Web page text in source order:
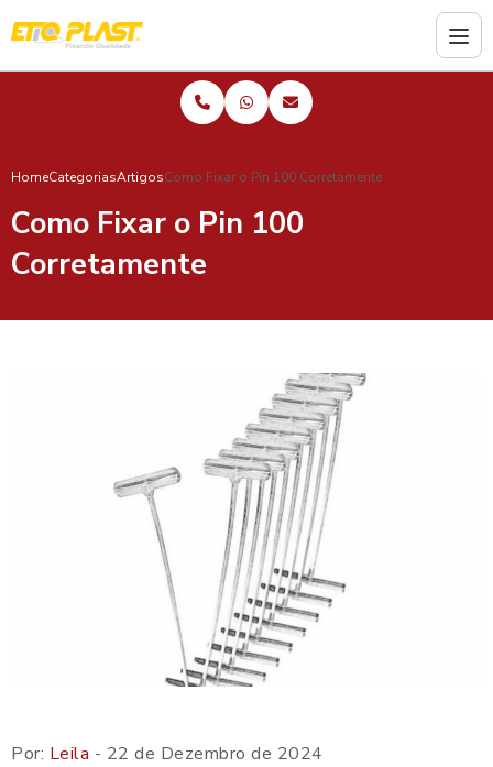
HomeCategoriasArtigosComo Fixar o Pin 100 Corretamente
Como Fixar o Pin 100
Corretamente
Por: Leila - 22 de Dezembro de 2024